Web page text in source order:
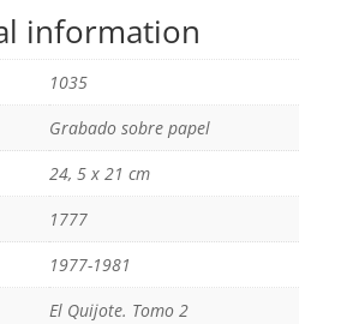
information
1035
Grabado sobre papel
24, 5 x 21 cm
1777
1977-1981
El Quijote. Tomo 2